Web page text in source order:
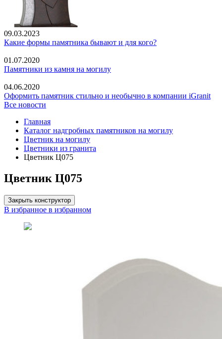
09.03.2023
Какие формы памятника бывают и для кого?
01.07.2020
Памятники из камня на могилу
04.06.2020
Оформить памятник стильно и необычно в компании iGranit
Все новости
Главная
Каталог надгробных памятников на могилу
Цветник на могилу
Цветники из гранита
Цветник Ц075
Цветник Ц075
Закрыть конструктор
В избранное в избранном